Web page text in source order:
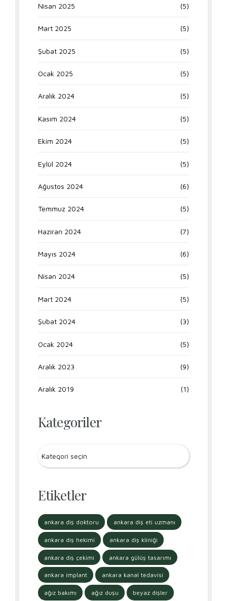
Nisan 2025 (5)
Mart 2025 (5)
Şubat 2025 (5)
Ocak 2025 (5)
Aralık 2024 (5)
Kasım 2024 (5)
Ekim 2024 (5)
Eylül 2024 (5)
Ağustos 2024 (6)
Temmuz 2024 (5)
Haziran 2024 (7)
Mayıs 2024 (6)
Nisan 2024 (5)
Mart 2024 (5)
Şubat 2024 (3)
Ocak 2024 (5)
Aralık 2023 (9)
Aralık 2019 (1)
Kategoriler
Etiketler
ankara diş doktoru ankara diş eti uzmanı
ankara diş hekimi ankara diş kliniği
ankara diş çekimi ankara gülüş tasarımı
ankara implant ankara kanal tedavisi
ağız bakımı ağız duşu beyaz dişler